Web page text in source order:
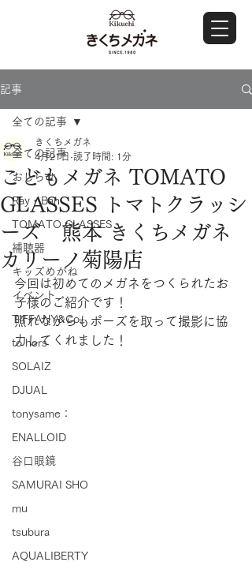
記事
全ての記事
おしらせ
Ray・Ban
TOMATO GLASSES
補聴器
キッズめがね
イベント
TIFFANY&Co.
to hers
SOLAIZ
DJUAL
tonysame：
ENALLOID
谷口眼鏡
SAMURAI SHO
mu
tsubura
AQUALIBERTY
全ての記事
こどもメガネ TOMATO
GLASSES トマトクラッシ
ーズ 熊本 きくちメガネ
カリーノ菊陽店
きくちメガネ
4月21日 読了時間: 1分
今回は初めてのメガネをつくられたお
子様のご紹介です！
照れながらもポーズを取って撮影に協
力してくれました！